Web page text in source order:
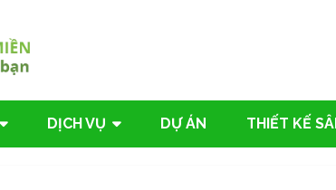
DỊCH VỤ DỰ ÁN THIẾT KẾ